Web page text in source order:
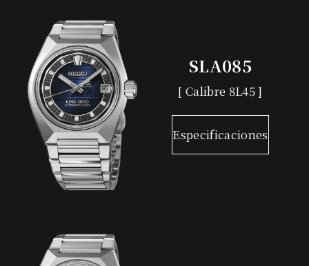
SLA085
[ Calibre 8L45 ]
Especificaciones